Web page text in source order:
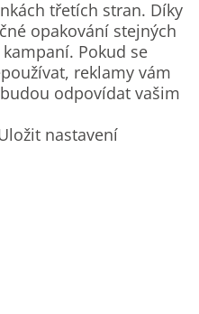
třetích stran. Díky
opakování stejných
Pokud se
reklamy vám
odpovídat vašim
nastavení